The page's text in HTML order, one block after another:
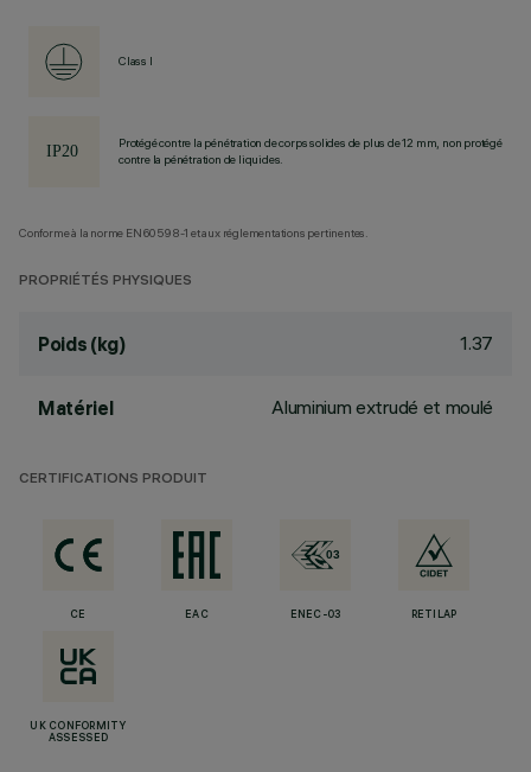
Class I
Protégé contre la pénétration de corps solides de plus de 12 mm, non protégé
contre la pénétration de liquides.
Conforme à la norme EN60598-1 et aux réglementations pertinentes.
PROPRIÉTÉS PHYSIQUES
Poids (kg) 1.37
Matériel Aluminium extrudé et moulé
CERTIFICATIONS PRODUIT
CE EAC ENEC-03 RETILAP
UK CONFORMITY
ASSESSED